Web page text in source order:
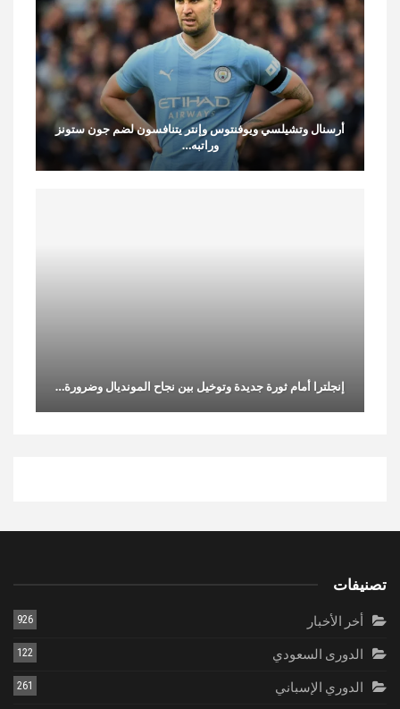
أرسنال وتشيلسي ويوفنتوس وإنتر يتنافسون لضم جون ستونز
وراتبه…
إنجلترا أمام ثورة جديدة وتوخيل بين نجاح المونديال وضرورة…
تصنيفات
أخر الأخبار 926
الدورى السعودي 122
الدوري الإسباني 261